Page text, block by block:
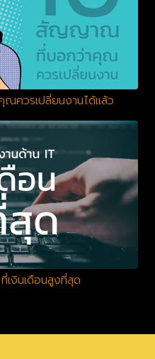
วรเปลี่ยนงานได้แล้ว
เงินเดือนสูงที่สุด